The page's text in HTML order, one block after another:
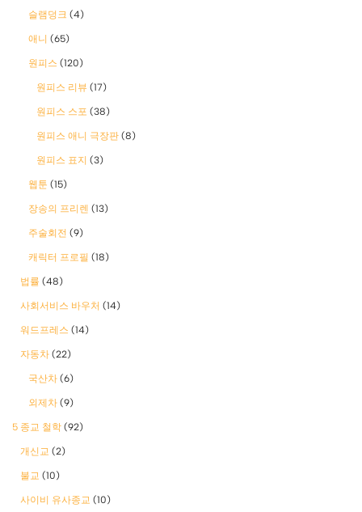
슬램덩크 (4)
애니 (65)
원피스 (120)
원피스 리뷰 (17)
원피스 스포 (38)
원피스 애니 극장판 (8)
원피스 표지 (3)
웹툰 (15)
장송의 프리렌 (13)
주술회전 (9)
캐릭터 프로필 (18)
법률 (48)
사회서비스 바우처 (14)
워드프레스 (14)
자동차 (22)
국산차 (6)
외제차 (9)
5 종교 철학 (92)
개신교 (2)
불교 (10)
사이비 유사종교 (10)